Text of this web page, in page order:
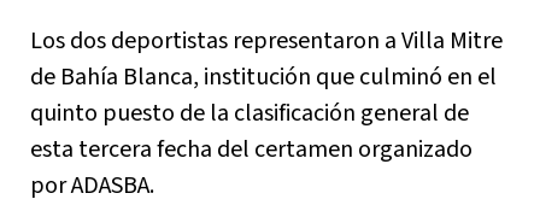
Los dos deportistas representaron a Villa Mitre
de Bahía Blanca, institución que culminó en el
quinto puesto de la clasificación general de
esta tercera fecha del certamen organizado
por ADASBA.